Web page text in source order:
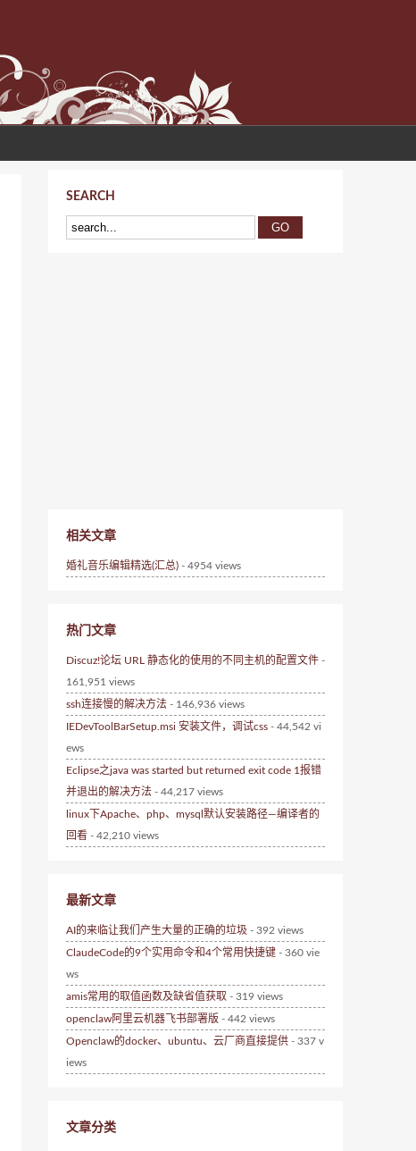
SEARCH
相关文章
婚礼音乐编辑精选(汇总) - 4954 views
热门文章
Discuz!论坛 URL 静态化的使用的不同主机的配置文件 -
161,951 views
ssh连接慢的解决方法 - 146,936 views
IEDevToolBarSetup.msi 安装文件，调试css - 44,542 vi
ews
Eclipse之java was started but returned exit code 1报错
并退出的解决方法 - 44,217 views
linux下Apache、php、mysql默认安装路径—编译者的
回看 - 42,210 views
最新文章
AI的来临让我们产生大量的正确的垃圾 - 392 views
ClaudeCode的9个实用命令和4个常用快捷键 - 360 vie
ws
amis常用的取值函数及缺省值获取 - 319 views
openclaw阿里云机器飞书部署版 - 442 views
Openclaw的docker、ubuntu、云厂商直接提供 - 337 v
iews
文章分类